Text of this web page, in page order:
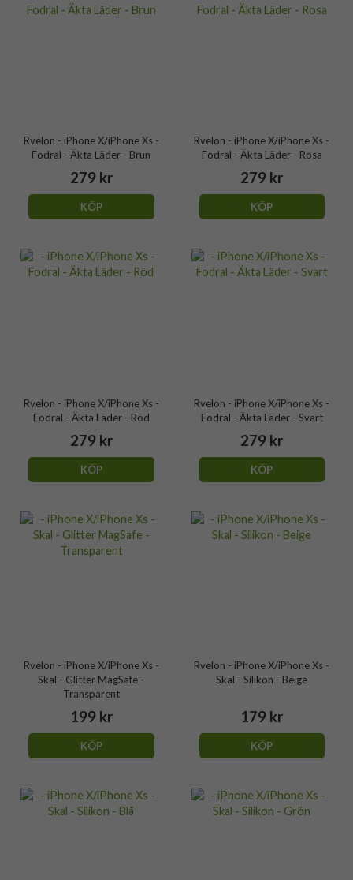
Rvelon - iPhone X/iPhone Xs -
Fodral - Äkta Läder - Brun
279 kr
KÖP
Rvelon - iPhone X/iPhone Xs -
Fodral - Äkta Läder - Rosa
279 kr
KÖP
Rvelon - iPhone X/iPhone Xs -
Fodral - Äkta Läder - Röd
279 kr
KÖP
Rvelon - iPhone X/iPhone Xs -
Fodral - Äkta Läder - Svart
279 kr
KÖP
Rvelon - iPhone X/iPhone Xs -
Skal - Glitter MagSafe -
Transparent
199 kr
KÖP
Rvelon - iPhone X/iPhone Xs -
Skal - Silikon - Beige
179 kr
KÖP